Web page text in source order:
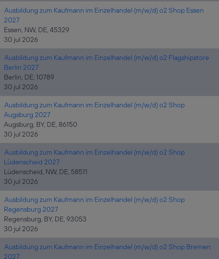
Ausbildung zum Kaufmann im Einzelhandel (m/w/d) o2 Shop Essen
2027
Essen, NW, DE, 45329
30 jul 2026
Ausbildung zum Kaufmann im Einzelhandel (m/w/d) o2 Flagshipstore
Berlin 2027
Berlin, DE, 10789
30 jul 2026
Ausbildung zum Kaufmann im Einzelhandel (m/w/d) o2 Shop
Augsburg 2027
Augsburg, BY, DE, 86150
30 jul 2026
Ausbildung zum Kaufmann im Einzelhandel (m/w/d) o2 Shop
Lüdenscheid 2027
Lüdenscheid, NW, DE, 58511
30 jul 2026
Ausbildung zum Kaufmann im Einzelhandel (m/w/d) o2 Shop
Regensburg 2027
Regensburg, BY, DE, 93053
30 jul 2026
Ausbildung zum Kaufmann im Einzelhandel (m/w/d) o2 Shop Bremen
2027